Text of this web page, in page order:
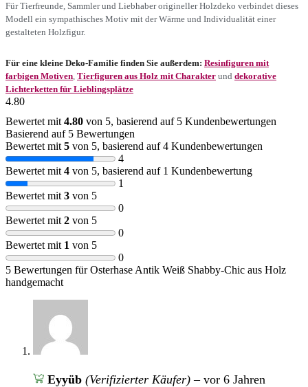
Für Tierfreunde, Sammler und Liebhaber origineller Holzdeko verbindet dieses
Modell ein sympathisches Motiv mit der Wärme und Individualität einer
gestalteten Holzfigur.
Für eine kleine Deko-Familie finden Sie außerdem: Resinfiguren mit
farbigen Motiven Tierfiguren aus Holz mit Charakter und dekorative
Lichterketten für Lieblingsplätze
4.80
Bewertet mit 4.80 von 5, basierend auf 5 Kundenbewertungen
Basierend auf 5 Bewertungen
Bewertet mit 5 von 5, basierend auf4 Kundenbewertungen
4
Bewertet mit 4 von 5, basierend auf 1 Kundenbewertung
1
Bewertet mit 3 von 5
0
Bewertet mit 2 von 5
0
Bewertet mit 1 von 5
0
5 Bewertungen fürOsterhase Antik Weiß Shabby-Chic aus Holz
handgemacht
Eyyüb (Verifizierter Käufer) – vor 6 Jahren